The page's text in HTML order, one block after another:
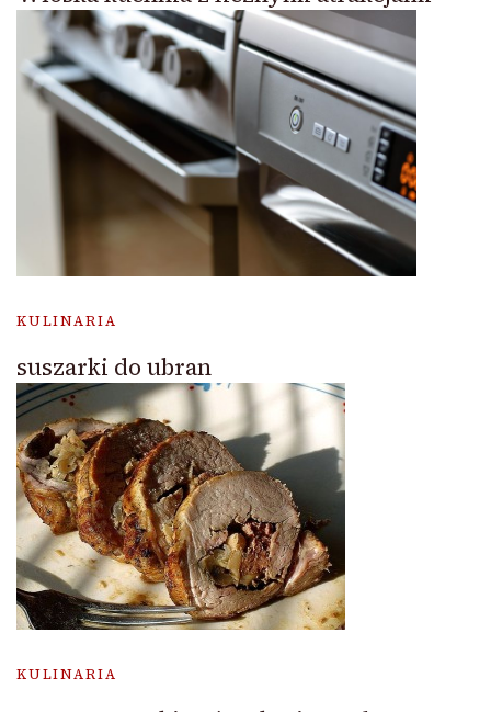
KULINARIA
suszarki do ubran
KULINARIA